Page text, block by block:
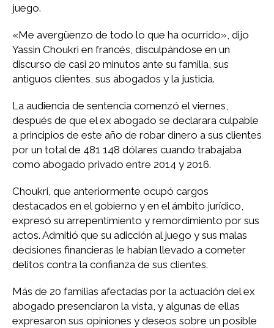
juego.
«Me avergüenzo de todo lo que ha ocurrido», dijo
Yassin Choukri en francés, disculpándose en un
discurso de casi 20 minutos ante su familia, sus
antiguos clientes, sus abogados y la justicia.
La audiencia de sentencia comenzó el viernes,
después de que el ex abogado se declarara culpable
a principios de este año de robar dinero a sus clientes
por un total de 481 148 dólares cuando trabajaba
como abogado privado entre 2014 y 2016.
Choukri, que anteriormente ocupó cargos
destacados en el gobierno y en el ámbito jurídico,
expresó su arrepentimiento y remordimiento por sus
actos. Admitió que su adicción al juego y sus malas
decisiones financieras le habían llevado a cometer
delitos contra la confianza de sus clientes.
Más de 20 familias afectadas por la actuación del ex
abogado presenciaron la vista, y algunas de ellas
expresaron sus opiniones y deseos sobre un posible